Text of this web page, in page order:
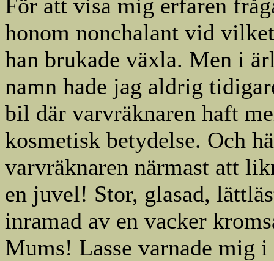
För att visa mig erfaren
honom nonchalant vid
han brukade växla. Men i
namn hade jag aldrig
bil där varvräknaren haft
kosmetisk betydelse. Och
varvräknaren närmast att
en juvel! Stor, glasad,
inramad av en vacker
Mums! Lasse varnade mig